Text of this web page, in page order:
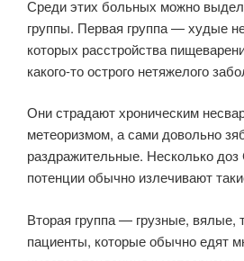
Среди этих больных можно
группы. Первая группа — худые
которых расстройства
какого-то острого нетяжелого
Они страдают хроническим
метеоризмом, а сами довольно
раздражительные. Не­сколько доз
потенции обычно излечивают
Вторая группа — грузные, вялые,
пациенты, которые обычно едят